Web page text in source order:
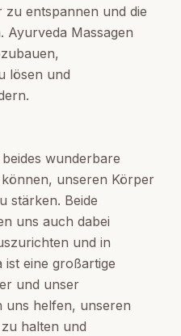
zu entspannen und die
Ayurveda Massagen
lösen und
wunderbare
unseren Körper
stärken. Beide
uns auch dabei
und in
ist eine großartige
und unser
uns helfen, unseren
halten und